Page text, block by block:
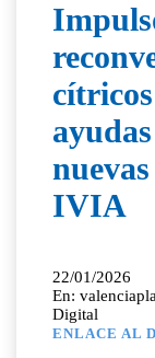
IVIA
22/01/2026
En:
Digital
ENLACE AL